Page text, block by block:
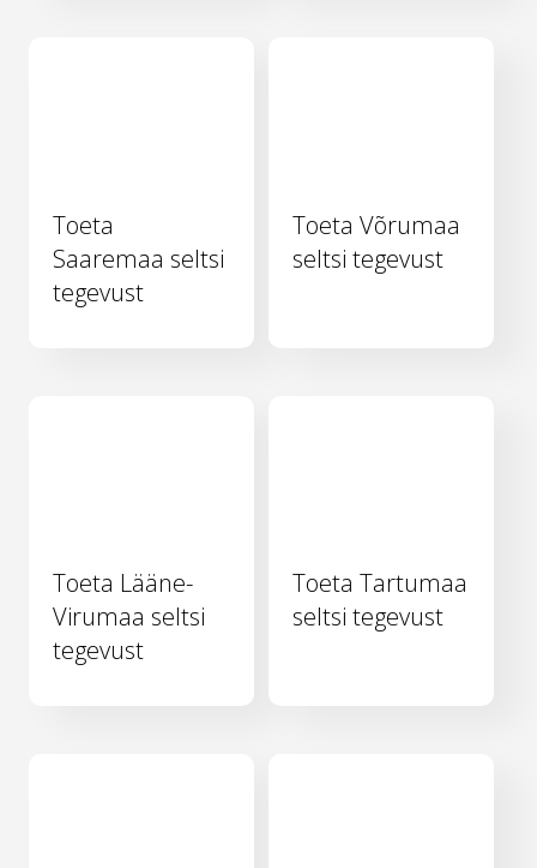
Toeta
Saaremaa seltsi
tegevust
Toeta Võrumaa
seltsi tegevust
Toeta Lääne-
Virumaa seltsi
tegevust
Toeta Tartumaa
seltsi tegevust